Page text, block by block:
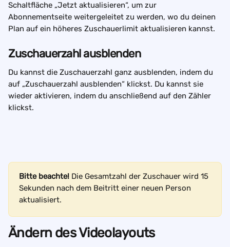
Schaltfläche „Jetzt aktualisieren“, um zur
Abonnementseite weitergeleitet zu werden, wo du deinen
Plan auf ein höheres Zuschauerlimit aktualisieren kannst.
Zuschauerzahl ausblenden
Du kannst die Zuschauerzahl ganz ausblenden, indem du
auf „Zuschauerzahl ausblenden“ klickst. Du kannst sie
wieder aktivieren, indem du anschließend auf den Zähler
klickst.
Bitte beachte! Die Gesamtzahl der Zuschauer wird 15
Sekunden nach dem Beitritt einer neuen Person
aktualisiert.
Ändern des Videolayouts